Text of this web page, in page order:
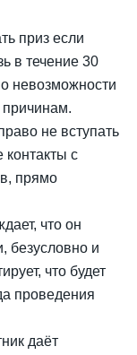
приз если
в течение 30
невозможности
не вступать
с
прямо
что он
безусловно и
что будет
проведения
даёт